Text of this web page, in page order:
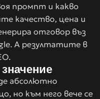
промпт и какво
качество, цена и
отговор въз
А резултатите в
абсолютно
но към него вече се